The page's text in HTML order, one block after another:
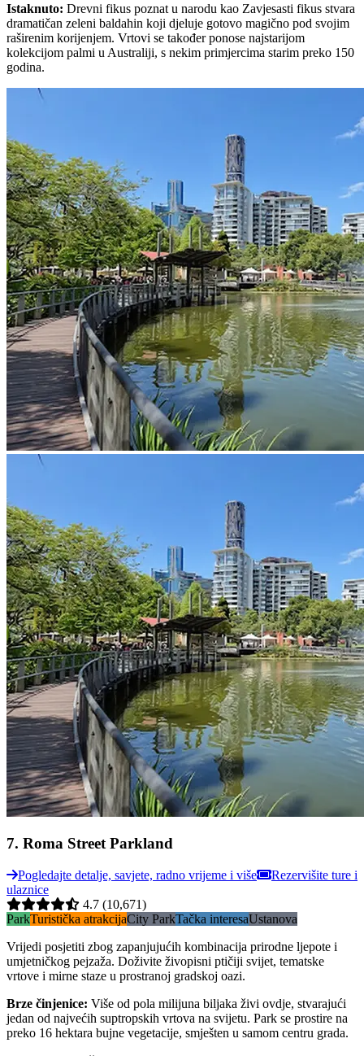
Istaknuto: Drevni fikus poznat u narodu kao Zavjesasti fikus stvara
dramatičan zeleni baldahin koji djeluje gotovo magično pod svojim
raširenim korijenjem. Vrtovi se također ponose najstarijom
kolekcijom palmi u Australiji, s nekim primjercima starim preko 150
godina.
7. Roma Street Parkland
Pogledajte detalje, savjete, radno vrijeme i više
Rezervišite ture i
ulaznice
4.7 (10,671)
ParkTuristička atrakcijaCity ParkTačka interesaUstanova
Vrijedi posjetiti zbog zapanjujućih kombinacija prirodne ljepote i
umjetničkog pejzaža. Doživite živopisni ptičiji svijet, tematske
vrtove i mirne staze u prostranoj gradskoj oazi.
Brze činjenice: Više od pola milijuna biljaka živi ovdje, stvarajući
jedan od najvećih suptropskih vrtova na svijetu. Park se prostire na
preko 16 hektara bujne vegetacije, smješten u samom centru grada.